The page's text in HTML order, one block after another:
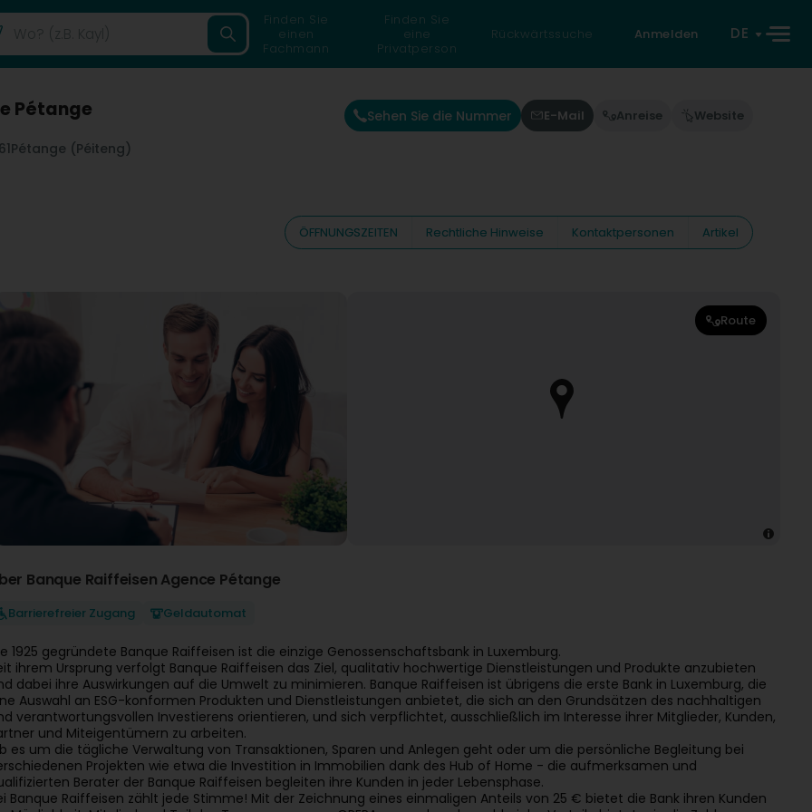
Finden Sie
einen
Fachmann
Finden Sie
eine
Privatperson
Rückwärtssuche Anmelden DE
Pétange
Pétange (Péiteng)
Sehen Sie die Nummer E-Mail Anreise Website
ÖFFNUNGSZEITEN Rechtliche Hinweise Kontaktpersonen Artikel
Route
Banque Raiffeisen Agence Pétange
Barrierefreier Zugang Geldautomat
1925 gegründete Banque Raiffeisen ist die einzige Genossenschaftsbank in Luxemburg.
ihrem Ursprung verfolgt Banque Raiffeisen das Ziel, qualitativ hochwertige Dienstleistungen und Produkte anzubieten
dabei ihre Auswirkungen auf die Umwelt zu minimieren. Banque Raiffeisen ist übrigens die erste Bank in Luxemburg, die
Auswahl an ESG-konformen Produkten und Dienstleistungen anbietet, die sich an den Grundsätzen des nachhaltigen
verantwortungsvollen Investierens orientieren, und sich verpflichtet, ausschließlich im Interesse ihrer Mitglieder, Kunden,
und Miteigentümern zu arbeiten.
es um die tägliche Verwaltung von Transaktionen, Sparen und Anlegen geht oder um die persönliche Begleitung bei
Projekten wie etwa die Investition in Immobilien dank des Hub of Home - die aufmerksamen und
Berater der Banque Raiffeisen begleiten ihre Kunden in jeder Lebensphase.
Banque Raiffeisen zählt jede Stimme! Mit der Zeichnung eines einmaligen Anteils von 25 € bietet die Bank ihren Kunden